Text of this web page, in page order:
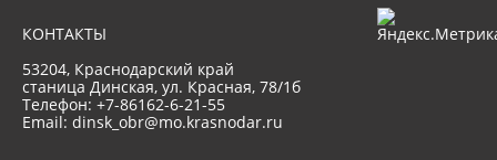
КОНТАКТЫ
53204, Краснодарский край
станица Динская, ул. Красная, 78/1б
Телефон: +7-86162-6-21-55
Email: dinsk_obr@mo.krasnodar.ru